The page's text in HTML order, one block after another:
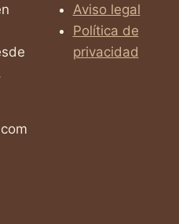
Aviso legal
Política de
privacidad